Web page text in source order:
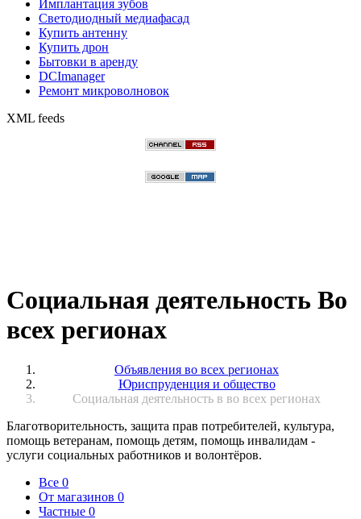
Имплантация зубов
Светодиодный медиафасад
Купить антенну
Купить дрон
Бытовки в аренду
DCImanager
Ремонт микроволновок
XML feeds
Социальная деятельность Во
всех регионах
Объявления во всех регионах
Юриспруденция и общество
Социальная деятельность в во всех регионах
Благотворительность, защита прав потребителей, культура,
помощь ветеранам, помощь детям, помощь инвалидам -
услуги социальных работников и волонтёров.
Все 0
От магазинов 0
Частные 0